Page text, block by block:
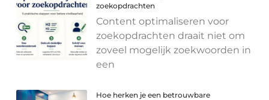
zoekopdrachten
Content optimaliseren voor
zoekopdrachten draait niet om
zoveel mogelijk zoekwoorden in
een
Hoe herken je een betrouwbare